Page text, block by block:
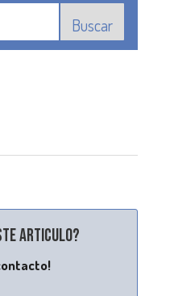
Buscar
articulo?